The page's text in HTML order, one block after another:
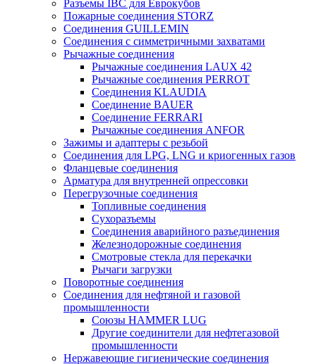
Разъемы IBC для Еврокубов
Пожарные соединения STORZ
Соединения GUILLEMIN
Соединения с симметричными захватами
Рычажные соединения
Рычажные соединения LAUX 42
Рычажные соединения PERROT
Соединения KLAUDIA
Соединение BAUER
Соединение FERRARI
Рычажные соединения ANFOR
Зажимы и адаптеры с резьбой
Соединения для LPG, LNG и криогенных газов
Фланцевые соединения
Арматура для внутренней опрессовки
Перегрузочные соединения
Топливные соединения
Сухоразъемы
Соединения аварийного разъединения
Железнодорожные соединения
Смотровые стекла для перекачки
Рычаги загрузки
Поворотные соединения
Соединения для нефтяной и газовой
промышленности
Союзы HAMMER LUG
Другие соединители для нефтегазовой
промышленности
Нержавеющие гигиенические соединения